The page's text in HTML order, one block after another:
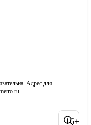
Адрес для
16+